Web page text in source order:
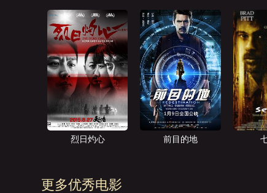
烈日灼心 前目的地
更多优秀电影